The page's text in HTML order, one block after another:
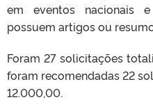
em eventos nacionais
possuem artigos ou
Foram 27 solicitações
foram recomendadas 22
12.000,00.